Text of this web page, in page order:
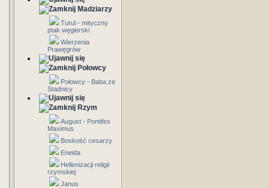
Madziarzy
Turul - mityczny
ptak węgierski
Wierzenia
Prawęgrów
Połowcy
Połowcy - Baba ze
Stadnicy
Rzym
August - Pontifex
Maximus
Boskość cesarzy
Eneida
Hellenizacji religii
rzymskiej
Janus